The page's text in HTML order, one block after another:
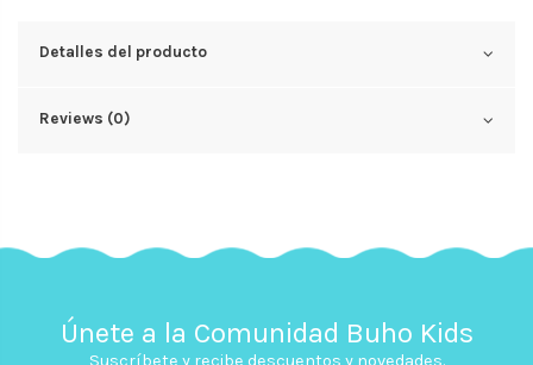
Detalles del producto
Reviews (0)
Únete a la Comunidad Buho Kids
Suscríbete y recibe descuentos y novedades.